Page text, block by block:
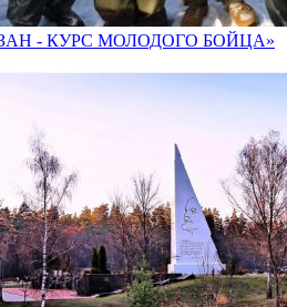
- КУРС МОЛОДОГО БОЙЦА»